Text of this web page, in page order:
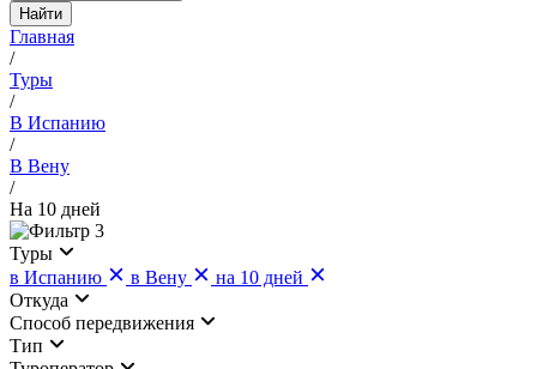
Найти
Главная
/
Туры
/
В Испанию
/
В Вену
/
На 10 дней
3
Туры
в Испанию
в Вену
на 10 дней
Откуда
Cпособ передвижения
Тип